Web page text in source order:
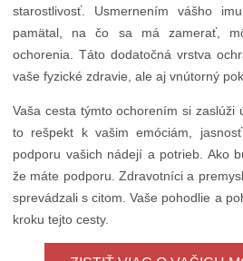
starostlivosť. Usmernením vášho
pamätal, na čo sa má zamerať,
ochorenia. Táto dodatočná vrstva
vaše fyzické zdravie, ale aj vnútorný
Vaša cesta týmto ochorením si zaslúži
to rešpekt k vašim emóciám,
podporu vašich nádejí a potrieb. Ako
že máte podporu. Zdravotníci a
sprevádzali s citom. Vaše pohodlie a
kroku tejto cesty.